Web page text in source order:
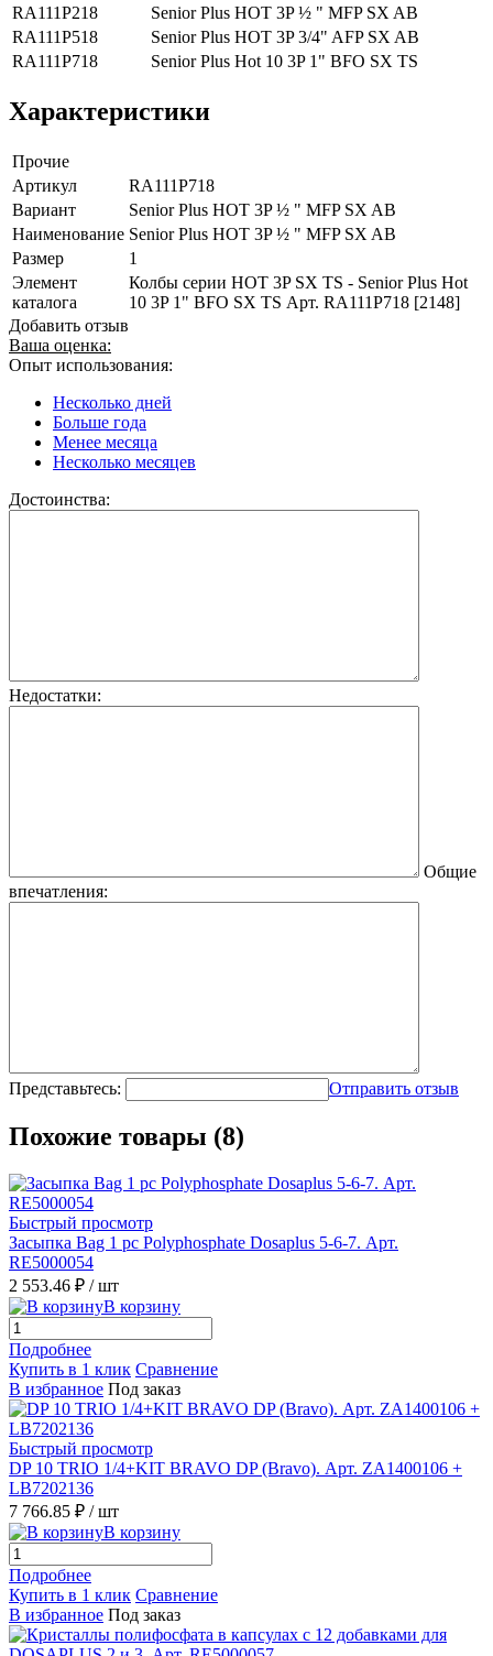
RA111P218
Senior Plus HOT 3P ½ " MFP SX AB
RA111P518
Senior Plus HOT 3P 3/4" AFP SX AB
RA111P718
Senior Plus Hot 10 3P 1" BFO SX TS
Характеристики
Прочие
Артикул
RA111P718
Вариант
Senior Plus HOT 3P ½ " MFP SX AB
Наименование Senior Plus HOT 3P ½ " MFP SX AB
Размер
1
Элемент
каталога
Колбы серии HOT 3P SX TS - Senior Plus Hot
10 3P 1" BFO SX TS Арт. RA111P718 [2148]
Добавить отзыв
Ваша оценка:
Опыт использования:
Несколько дней
Больше года
Менее месяца
Несколько месяцев
Достоинства:
Недостатки:
Общие
впечатления:
Представьтесь: Отправить отзыв
Похожие товары (8)
Быстрый просмотр
Засыпка Bag 1 pc Polyphosphate Dosaplus 5-6-7. Арт.
RE5000054
2 553.46 ₽ / шт
В корзину
Подробнее
Купить в 1 клик Сравнение
В избранное Под заказ
Быстрый просмотр
DP 10 TRIO 1/4+KIT BRAVO DP (Bravo). Арт. ZA1400106 +
LB7202136
7 766.85 ₽ / шт
В корзину
Подробнее
Купить в 1 клик Сравнение
В избранное Под заказ